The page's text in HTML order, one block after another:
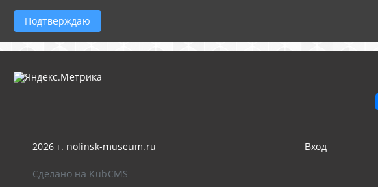
2026 г. nolinsk-museum.ru Вход
Сделано на KubCMS
Подтверждаю